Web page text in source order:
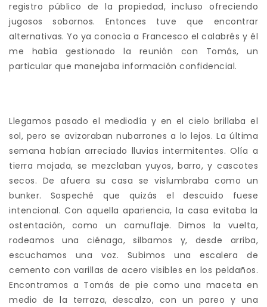
registro público de la propiedad, incluso ofreciendo
jugosos sobornos. Entonces tuve que encontrar
alternativas. Yo ya conocía a Francesco el calabrés y él
me había gestionado la reunión con Tomás, un
particular que manejaba información confidencial.
Llegamos pasado el mediodía y en el cielo brillaba el
sol, pero se avizoraban nubarrones a lo lejos. La última
semana habían arreciado lluvias intermitentes. Olía a
tierra mojada, se mezclaban yuyos, barro, y cascotes
secos. De afuera su casa se vislumbraba como un
bunker. Sospeché que quizás el descuido fuese
intencional. Con aquella apariencia, la casa evitaba la
ostentación, como un camuflaje. Dimos la vuelta,
rodeamos una ciénaga, silbamos y, desde arriba,
escuchamos una voz. Subimos una escalera de
cemento con varillas de acero visibles en los peldaños.
Encontramos a Tomás de pie como una maceta en
medio de la terraza, descalzo, con un pareo y una